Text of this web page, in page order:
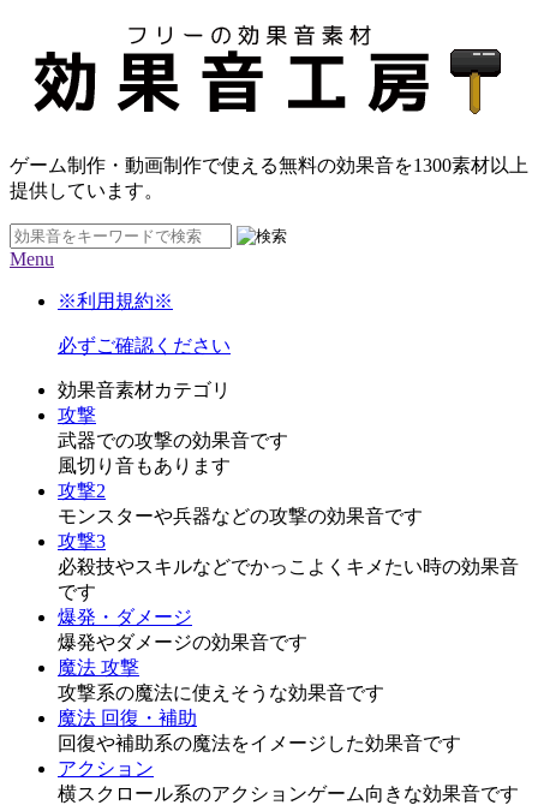
ゲーム制作・動画制作で使える無料の効果音を1300素材以上
提供しています。
Menu
※利用規約※
必ずご確認ください
効果音素材カテゴリ
攻撃
武器での攻撃の効果音です
風切り音もあります
攻撃2
モンスターや兵器などの攻撃の効果音です
攻撃3
必殺技やスキルなどでかっこよくキメたい時の効果音
です
爆発・ダメージ
爆発やダメージの効果音です
魔法 攻撃
攻撃系の魔法に使えそうな効果音です
魔法 回復・補助
回復や補助系の魔法をイメージした効果音です
アクション
横スクロール系のアクションゲーム向きな効果音です